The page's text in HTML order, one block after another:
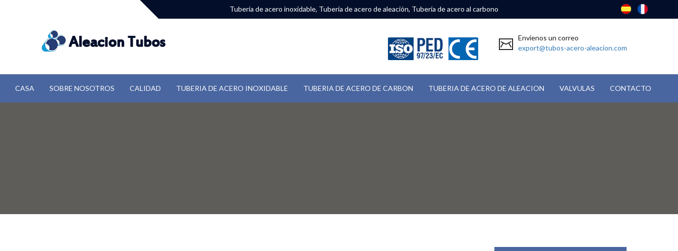
Tubería de acero inoxidable, Tubería de acero de aleación, Tubería de acero al carbono
Envienos un correo
export@tubos-acero-aleacion.com
CASA SOBRE NOSOTROS CALIDAD TUBERIA DE ACERO INOXIDABLE TUBERIA DE ACERO DE CARBON TUBERIA DE ACERO DE ALEACION VALVULAS CONTACTO